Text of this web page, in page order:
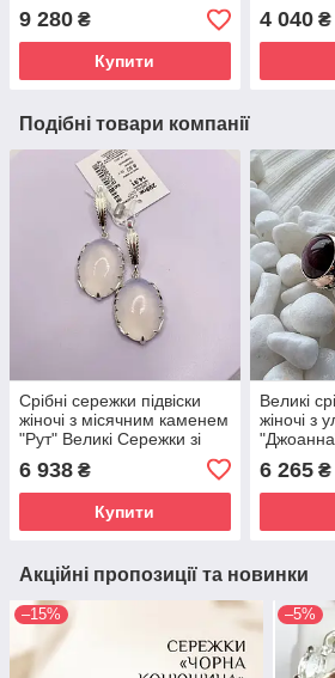
9 280 ₴
Купити
4 040₴
Подібні товари компанії
Срібні сережки підвіски
жіночі з місячним каменем
"Рут" Великі Сережки зі
6 938 ₴
Купити
Великі
жіночі з
6 265₴
Акційні пропозиції та новинки
–15% –5%